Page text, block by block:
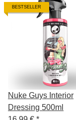
BESTSELLER
Nuke Guys Interior
Dressing 500ml